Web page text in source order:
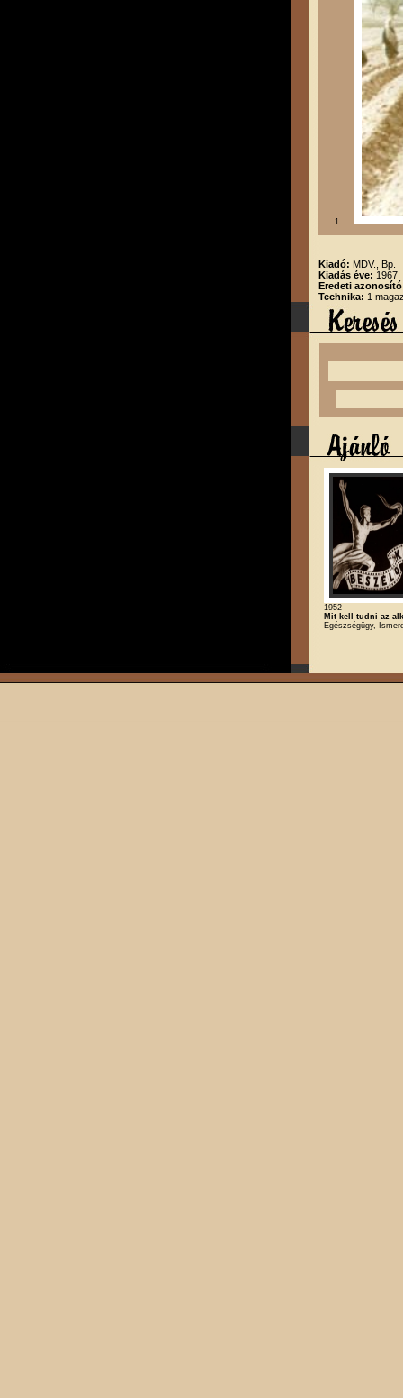
1
Kiadó: MDV., Bp.
Kiadás éve: 1967
Eredeti
Technika: 1
1952
Mit kell tudni az
Egészségügy,